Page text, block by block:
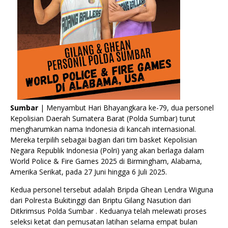
Sumbar | Menyambut Hari Bhayangkara ke-79, dua personel
Kepolisian Daerah Sumatera Barat (Polda Sumbar) turut
mengharumkan nama Indonesia di kancah internasional.
Mereka terpilih sebagai bagian dari tim basket Kepolisian
Negara Republik Indonesia (Polri) yang akan berlaga dalam
World Police & Fire Games 2025 di Birmingham, Alabama,
Amerika Serikat, pada 27 Juni hingga 6 Juli 2025.
Kedua personel tersebut adalah Bripda Ghean Lendra Wiguna
dari Polresta Bukitinggi dan Briptu Gilang Nasution dari
Ditkrimsus Polda Sumbar . Keduanya telah melewati proses
seleksi ketat dan pemusatan latihan selama empat bulan